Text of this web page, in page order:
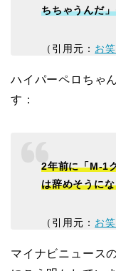
ちちゃうんだ
（引用元： お
ハイパーペロちゃ
す：
2年前に「M-1
は辞めそうに
（引用元： お
マイナビニュース